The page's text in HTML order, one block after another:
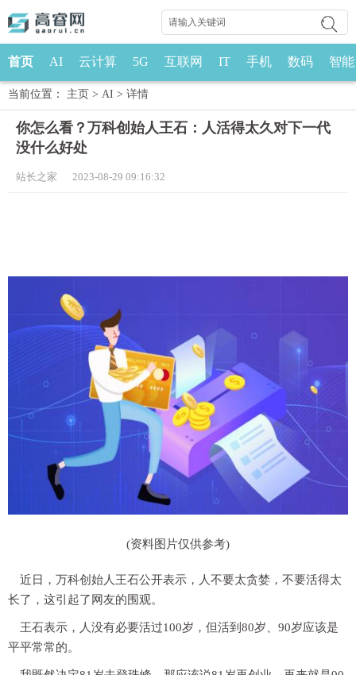
首页 AI 云计算 5G 互联网 IT 手机 数码 智能
当前位置： 主页 > AI > 详情
你怎么看？万科创始人王石：人活得太久对下一代
没什么好处
站长之家 2023-08-29 09:16:32
(资料图片仅供参考)
近日，万科创始人王石公开表示，人不要太贪婪，不要活得太
长了，这引起了网友的围观。
王石表示，人没有必要活过100岁，但活到80岁、90岁应该是
平平常常的。